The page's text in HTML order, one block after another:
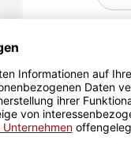
inkl.